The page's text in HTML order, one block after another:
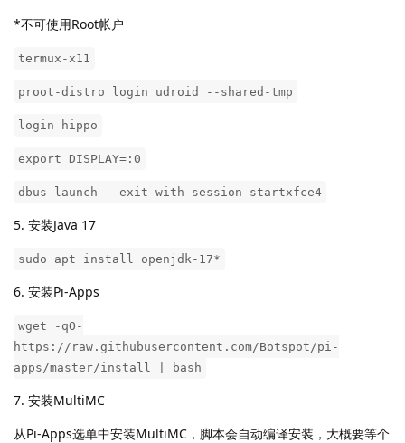
*不可使用Root帐户
termux-x11
proot-distro login udroid --shared-tmp
login hippo
export DISPLAY=:0
dbus-launch --exit-with-session startxfce4
5. 安装Java 17
sudo apt install openjdk-17*
6. 安装Pi-Apps
wget -qO-
https://raw.githubusercontent.com/Botspot/pi-
apps/master/install | bash
7. 安装MultiMC
从Pi-Apps选单中安装MultiMC，脚本会自动编译安装，大概要等个